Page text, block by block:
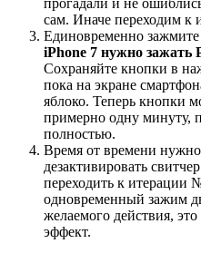
сам. Иначе переходим к
Единовременно
iPhone 7 нужно зажать
Сохраняйте кнопки в
пока на экране
яблоко. Теперь кнопки
примерно одну минуту,
полностью.
Время от времени нужно
дезактивировать
переходить к итерации
одновременный зажим
желаемого действия,
эффект.